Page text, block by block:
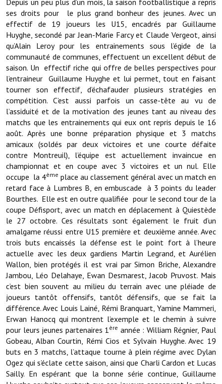
Numéros d'urgence
Terrains et maisons à vendre
VOTRE MAIRIE
Elus et agents
L'équipe municipale
Le personnel municipal
Les moyens financiers
Note de synthèse financière
Rapport d'orientation budgétaire
Actions et projets
Projets et travaux en cours
Procès verbaux des conseils municipaux
Communication
Le bulletin municipal : Fressinfo & Le Fressinois
Toutes les publications
Le village dans l'intercommunalité
Communauté de communes
Autres groupements
ses droits pour le plus grand bonheur des jeunes. Avec un
effectif de 19 joueurs les U15, encadrés par Guillaume
Huyghe, secondé par Jean-Marie Farcy et Claude Vergeot, ainsi
qu’Alain Leroy pour les entrainements sous l’égide de la
communauté de communes, effectuent un excellent début de
saison. Un effectif riche qui offre de belles perspectives pour
l’entraineur Guillaume Huyghe et lui permet, tout en faisant
tourner son effectif, d’échafauder plusieurs stratégies en
compétition. C’est aussi parfois un casse-tête au vu de
l’assiduité et de la motivation des jeunes tant au niveau des
matchs que les entrainements qui eux ont repris depuis le 16
août. Après une bonne préparation physique et 3 matchs
amicaux (soldés par deux victoires et une courte défaite
contre Montreuil), l’équipe est actuellement invaincue en
championnat et en coupe avec 3 victoires et un nul. Elle
occupe la 4ème place au classement général avec un match en
retard face à Lumbres B, en embuscade à 3 points du leader
Bourthes. Elle est en outre qualifiée pour le second tour de la
coupe Défisport, avec un match en déplacement à Quiestède
le 27 octobre. Ces résultats sont également le fruit d’un
amalgame réussi entre U15 première et deuxième année. Avec
trois buts encaissés la défense est le point fort à l’heure
actuelle avec les deux gardiens Martin Legrand, et Aurélien
Wallon, bien protégés il est vrai par Simon Briche, Alexandre
Jambou, Léo Delahaye, Ewan Desmarest, Jacob Pruvost. Mais
c’est bien souvent au milieu du terrain avec une pléiade de
joueurs tantôt offensifs, tantôt défensifs, que se fait la
différence. Avec Louis Lainé, Rémi Branquart, Yamine Mammeri,
Erwan Hanocq qui montrent l’exemple et le chemin à suivre
pour leurs jeunes partenaires 1ère année : William Régnier, Paul
Gobeau, Alban Courtin, Rémi Cios et Sylvain Huyghe. Avec 19
buts en 3 matchs, l’attaque tourne à plein régime avec Dylan
Ogez qui s’éclate cette saison, ainsi que Charli Cardon et Lucas
Sailly. En espérant que la bonne série continue, Guillaume